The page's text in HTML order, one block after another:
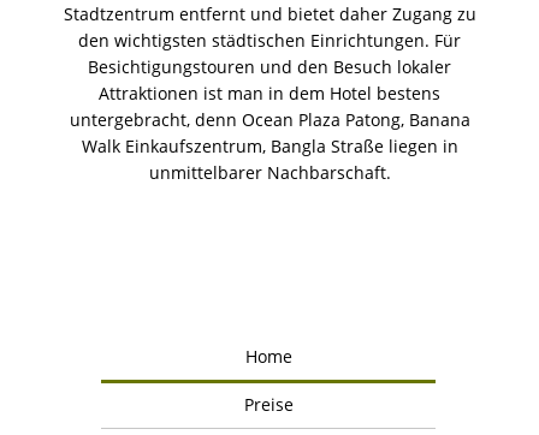
Stadtzentrum entfernt und bietet daher Zugang zu
den wichtigsten städtischen Einrichtungen. Für
Besichtigungstouren und den Besuch lokaler
Attraktionen ist man in dem Hotel bestens
untergebracht, denn Ocean Plaza Patong, Banana
Walk Einkaufszentrum, Bangla Straße liegen in
unmittelbarer Nachbarschaft.
Home
Preise